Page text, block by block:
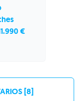
€
[8]